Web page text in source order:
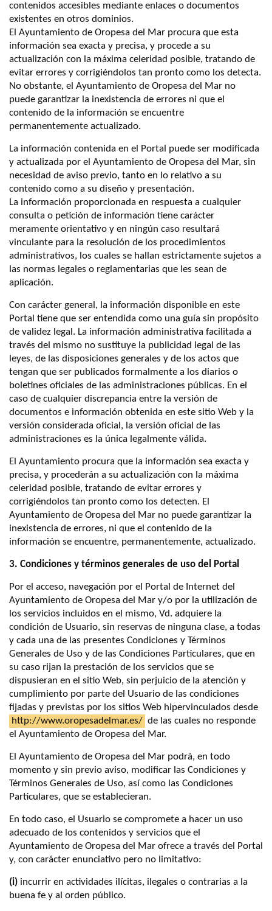
contenidos accesibles mediante enlaces o documentos
existentes en otros dominios.
El Ayuntamiento de Oropesa del Mar procura que esta
información sea exacta y precisa, y procede a su
actualización con la máxima celeridad posible, tratando de
evitar errores y corrigiéndolos tan pronto como los detecta.
No obstante, el Ayuntamiento de Oropesa del Mar no
puede garantizar la inexistencia de errores ni que el
contenido de la información se encuentre
permanentemente actualizado.
La información contenida en el Portal puede ser modificada
y actualizada por el Ayuntamiento de Oropesa del Mar, sin
necesidad de aviso previo, tanto en lo relativo a su
contenido como a su diseño y presentación.
La información proporcionada en respuesta a cualquier
consulta o petición de información tiene carácter
meramente orientativo y en ningún caso resultará
vinculante para la resolución de los procedimientos
administrativos, los cuales se hallan estrictamente sujetos a
las normas legales o reglamentarias que les sean de
aplicación.
Con carácter general, la información disponible en este
Portal tiene que ser entendida como una guía sin propósito
de validez legal. La información administrativa facilitada a
través del mismo no sustituye la publicidad legal de las
leyes, de las disposiciones generales y de los actos que
tengan que ser publicados formalmente a los diarios o
boletines oficiales de las administraciones públicas. En el
caso de cualquier discrepancia entre la versión de
documentos e información obtenida en este sitio Web y la
versión considerada oficial, la versión oficial de las
administraciones es la única legalmente válida.
El Ayuntamiento procura que la información sea exacta y
precisa, y procederán a su actualización con la máxima
celeridad posible, tratando de evitar errores y
corrigiéndolos tan pronto como los detecten. El
Ayuntamiento de Oropesa del Mar no puede garantizar la
inexistencia de errores, ni que el contenido de la
información se encuentre, permanentemente, actualizado.
3. Condiciones y términos generales de uso del Portal
Por el acceso, navegación por el Portal de Internet del
Ayuntamiento de Oropesa del Mar y/o por la utilización de
los servicios incluidos en el mismo, Vd. adquiere la
condición de Usuario, sin reservas de ninguna clase, a todas
y cada una de las presentes Condiciones y Términos
Generales de Uso y de las Condiciones Particulares, que en
su caso rijan la prestación de los servicios que se
dispusieran en el sitio Web, sin perjuicio de la atención y
cumplimiento por parte del Usuario de las condiciones
fijadas y previstas por los sitios Web hipervinculados desde
http://www.oropesadelmar.es/ de las cuales no responde
el Ayuntamiento de Oropesa del Mar.
El Ayuntamiento de Oropesa del Mar podrá, en todo
momento y sin previo aviso, modificar las Condiciones y
Términos Generales de Uso, así como las Condiciones
Particulares, que se establecieran.
En todo caso, el Usuario se compromete a hacer un uso
adecuado de los contenidos y servicios que el
Ayuntamiento de Oropesa del Mar ofrece a través del Portal
y, con carácter enunciativo pero no limitativo:
(i) incurrir en actividades ilícitas, ilegales o contrarias a la
buena fe y al orden público.